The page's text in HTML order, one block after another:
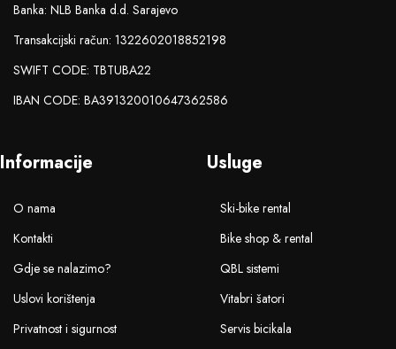
Banka: NLB Banka d.d. Sarajevo
Transakcijski račun: 1322602018852198
SWIFT CODE: TBTUBA22
IBAN CODE: BA391320010647362586
Informacije
O nama
Kontakti
Gdje se nalazimo?
Uslovi korištenja
Privatnost i sigurnost
Usluge
Ski-bike rental
Bike shop & rental
QBL sistemi
Vitabri šatori
Servis bicikala